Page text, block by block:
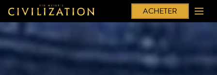
ACHETER